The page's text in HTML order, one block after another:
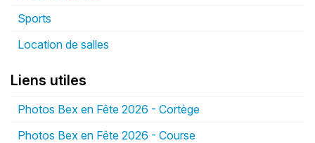
Sports
Location de salles
Liens utiles
Photos Bex en Fête 2026 - Cortège
Photos Bex en Fête 2026 - Course